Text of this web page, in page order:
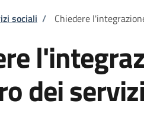
di pane
sociali / Chiedere
dei